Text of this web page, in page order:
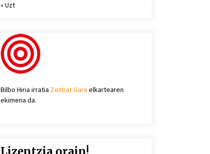
« Uzt
Bilbo Hiria irratia Zenbat Gara elkartearen
ekimena da.